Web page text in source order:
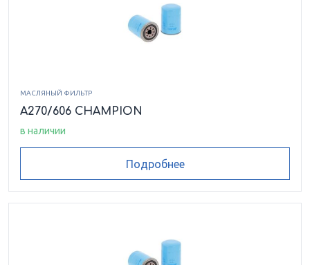
МАСЛЯНЫЙ ФИЛЬТР
A270/606 CHAMPION
в наличии
Подробнее